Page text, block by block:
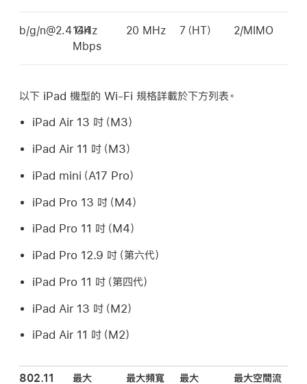
b/g/n@2.4 GHz
144
Mbps
20 MHz 7（HT） 2/MIMO
以下 iPad 機型的 Wi-Fi 規格詳載於下方列表。
iPad Air13 吋（M3）
iPad Air11 吋（M3）
iPad mini （A17 Pro）
iPad Pro 13 吋（M4）
iPad Pro 11 吋（M4）
iPad Pro 12.9 吋（第六代）
iPad Pro 11 吋（第四代）
iPad Air13 吋（M2）
iPad Air11 吋（M2）
802.11
最大
最大頻寬
最大
最大空間流